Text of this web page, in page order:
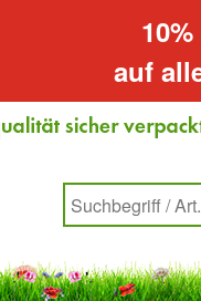
auf